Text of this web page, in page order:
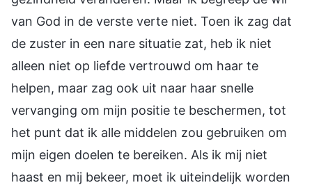
van God in de verste verte niet. Toen ik zag dat
de zuster in een nare situatie zat, heb ik niet
alleen niet op liefde vertrouwd om haar te
helpen, maar zag ook uit naar haar snelle
vervanging om mijn positie te beschermen, tot
het punt dat ik alle middelen zou gebruiken om
mijn eigen doelen te bereiken. Als ik mij niet
haast en mij bekeer, moet ik uiteindelijk worden